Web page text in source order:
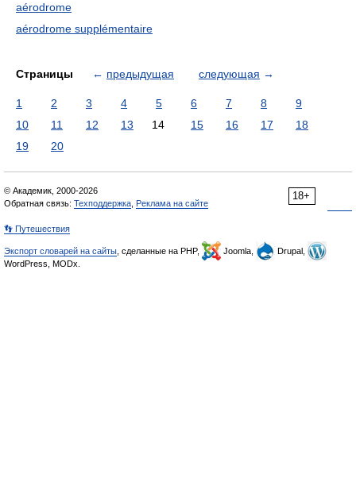
aérodrome
aérodrome supplémentaire
Страницы ← предыдущая следующая →
1 2 3 4 5 6 7 8
9
10
11 12 13 14 15 16 17
18
19
20
18+
© Академик, 2000-2026
Обратная связь: Техподдержка Реклама на сайте
👣 Путешествия
Экспорт словарей на сайты , сделанные на PHP, Joomla,
Drupal,
WordPress, MODx.